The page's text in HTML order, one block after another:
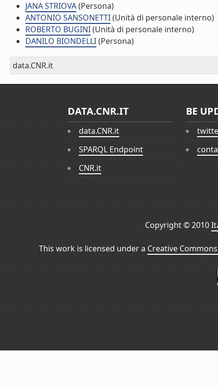
JANA STRIOVA(Persona)
ANTONIO SANSONETTI(Unità di personale interno)
ROBERTO BUGINI(Unità di personale interno)
DANILO BIONDELLI(Persona)
data.CNR.it
DATA.CNR.IT
data.CNR.it
SPARQL Endpoint
CNR.it
BE
Copyright © 2010
This work is licensed under a Creative